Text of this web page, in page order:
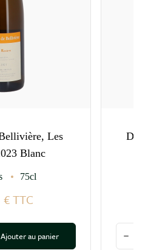
Les
Blanc
75cl
€ TTC
la quantité
Ajouter au panier